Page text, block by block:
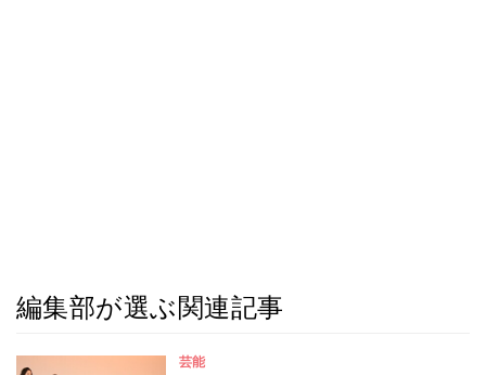
編集部が選ぶ関連記事
芸能